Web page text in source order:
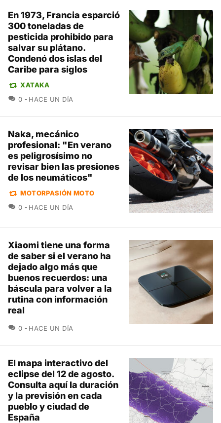
En 1973, Francia esparció
300 toneladas de
pesticida prohibido para
salvar su plátano.
Condenó dos islas del
Caribe para siglos
XATAKA
0 COMENTARIOS
HACE UN DÍA
Naka, mecánico
profesional: "En verano
es peligrosísimo no
revisar bien las presiones
de los neumáticos"
MOTORPASIÓN MOTO
0 COMENTARIOS
HACE UN DÍA
Xiaomi tiene una forma
de saber si el verano ha
dejado algo más que
buenos recuerdos: una
báscula para volver a la
rutina con información
real
0 COMENTARIOS
HACE UN DÍA
El mapa interactivo del
eclipse del 12 de agosto.
Consulta aquí la duración
y la previsión en cada
pueblo y ciudad de
España